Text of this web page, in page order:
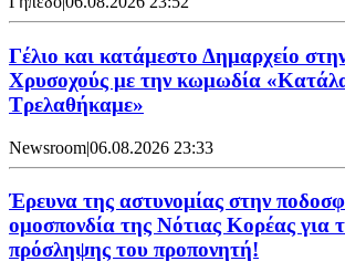
Γέλιο και κατάμεστο Δημαρχείο
Χρυσοχούς με την κωμωδία
Τρελαθήκαμε»
Newsroom|06.08.2026 23:33
Έρευνα της αστυνομίας στην
ομοσπονδία της Νότιας Κορέας για
πρόσληψης του προπονητή!